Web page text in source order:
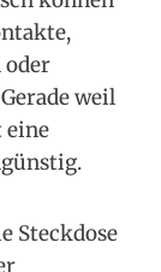
oder
weil
eine
Steckdose